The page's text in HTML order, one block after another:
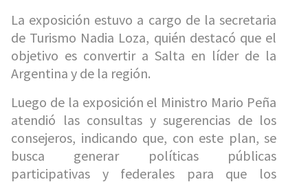
La exposición estuvo a cargo de la secretaria
de Turismo Nadia Loza, quién destacó que el
objetivo es convertir a Salta en líder de la
Argentina y de la región.
Luego de la exposición el Ministro Mario Peña
atendió las consultas y sugerencias de los
consejeros, indicando que, con este plan, se
busca generar políticas públicas
participativas y federales para que los